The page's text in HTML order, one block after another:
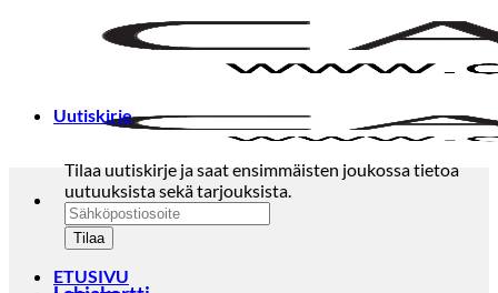
ETUSIVU
Uutiskirje
Tilaa uutiskirje ja saat ensimmäisten joukossa tietoa
uutuuksista sekä tarjouksista.